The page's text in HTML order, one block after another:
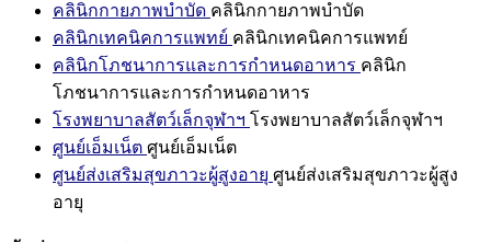
คลินิกกายภาพบำบัด คลินิกกายภาพบำบัด
คลินิกเทคนิคการแพทย์ คลินิกเทคนิคการแพทย์
คลินิกโภชนาการและการกำหนดอาหาร คลินิก
โภชนาการและการกำหนดอาหาร
โรงพยาบาลสัตว์เล็กจุฬาฯ โรงพยาบาลสัตว์เล็กจุฬาฯ
ศูนย์เอ็มเน็ต ศูนย์เอ็มเน็ต
ศูนย์ส่งเสริมสุขภาวะผู้สูงอายุ ศูนย์ส่งเสริมสุขภาวะผู้สูง
อายุ